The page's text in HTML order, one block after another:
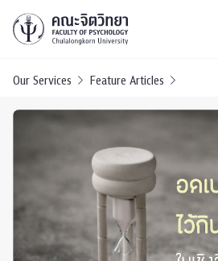
Our Services Feature Articles